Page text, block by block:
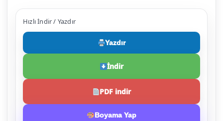
Hızlı İndir / Yazdır
Yazdır
İndir
PDF indir
Boyama Yap